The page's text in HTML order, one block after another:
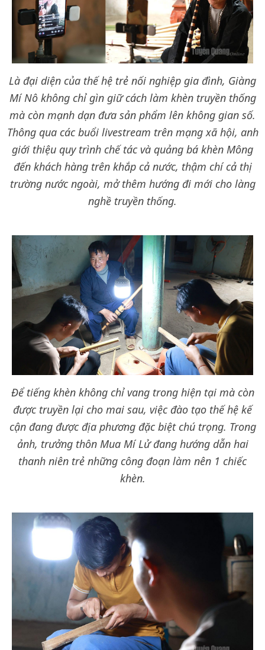
Là đại diện của thế hệ trẻ nối nghiệp gia đình, Giàng
Mí Nô không chỉ gìn giữ cách làm khèn truyền thống
mà còn mạnh dạn đưa sản phẩm lên không gian số.
Thông qua các buổi livestream trên mạng xã hội, anh
giới thiệu quy trình chế tác và quảng bá khèn Mông
đến khách hàng trên khắp cả nước, thậm chí cả thị
trường nước ngoài, mở thêm hướng đi mới cho làng
nghề truyền thống.
Để tiếng khèn không chỉ vang trong hiện tại mà còn
được truyền lại cho mai sau, việc đào tạo thế hệ kế
cận đang được địa phương đặc biệt chú trọng. Trong
ảnh, trưởng thôn Mua Mí Lử đang hướng dẫn hai
thanh niên trẻ những công đoạn làm nên 1 chiếc
khèn.